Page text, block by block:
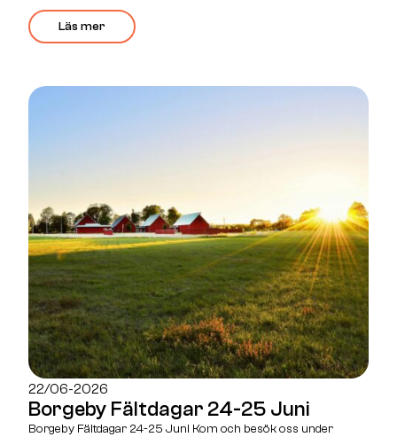
Läs mer
22/06-2026
Borgeby Fältdagar 24-25 Juni
Borgeby Fältdagar 24-25 Juni Kom och besök oss under